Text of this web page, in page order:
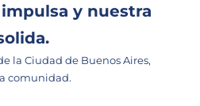
y nuestra
la Ciudad de Buenos Aires,
comunidad.